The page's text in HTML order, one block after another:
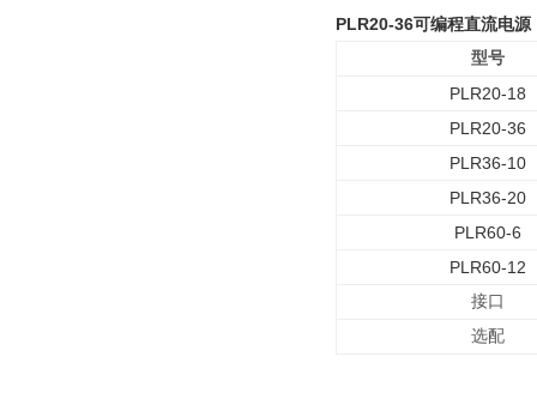
PLR20-36可编程直流电源
型号
PLR20-18
PLR20-36
PLR36-10
PLR36-20
PLR60-6
PLR60-12
接口
选配